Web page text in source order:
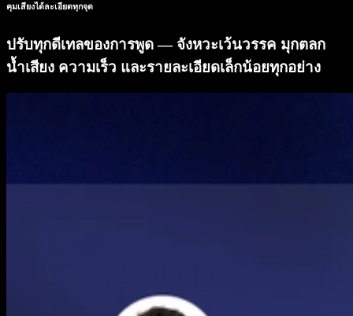
คุมเสียงได้ละเอียดทุกจุด
ปรับทุกดีเทลของการพูด — จังหวะเว้นวรรค มุกตลก
น้ำเสียง ความเร็ว และรายละเอียดเล็กน้อยทุกอย่าง